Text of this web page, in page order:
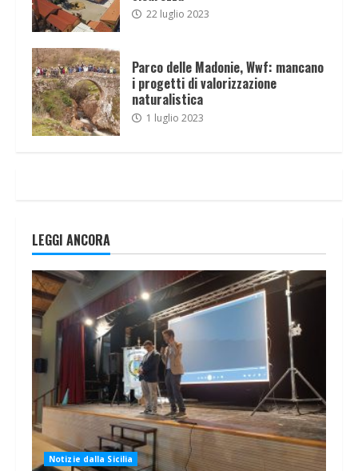
22 luglio 2023
Parco delle Madonie, Wwf: mancano
i progetti di valorizzazione
naturalistica
1 luglio 2023
LEGGI ANCORA
Notizie dalla Sicilia